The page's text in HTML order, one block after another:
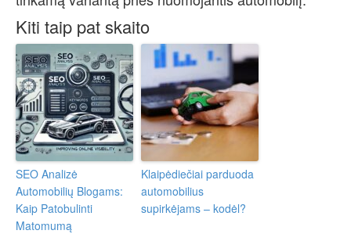
Kiti taip pat skaito
SEO Analizė
Automobilių Blogams:
Kaip Patobulinti
Matomumą
Klaipėdiečiai parduoda
automobilius
supirkėjams – kodėl?